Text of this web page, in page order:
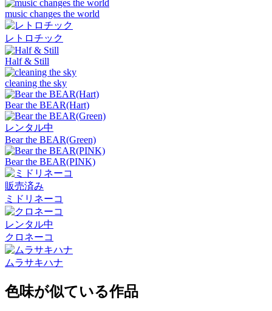
music changes the world
レトロチック
Half & Still
cleaning the sky
Bear the BEAR(Hart)
レンタル中
Bear the BEAR(Green)
Bear the BEAR(PINK)
販売済み
ミドリネーコ
レンタル中
クロネーコ
ムラサキハナ
色味が似ている作品